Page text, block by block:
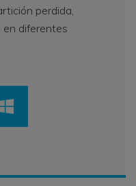
perdida,
en diferentes